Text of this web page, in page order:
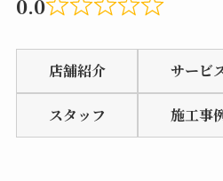
Rated
0.0
out
5
店舗紹介 サービ
スタッフ 施工事